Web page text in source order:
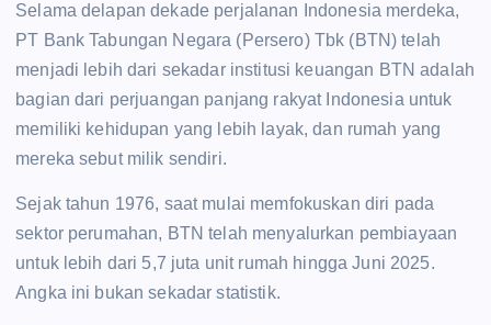
Selama delapan dekade perjalanan Indonesia merdeka,
PT Bank Tabungan Negara (Persero) Tbk (BTN) telah
menjadi lebih dari sekadar institusi keuangan BTN adalah
bagian dari perjuangan panjang rakyat Indonesia untuk
memiliki kehidupan yang lebih layak, dan rumah yang
mereka sebut milik sendiri.
Sejak tahun 1976, saat mulai memfokuskan diri pada
sektor perumahan, BTN telah menyalurkan pembiayaan
untuk lebih dari 5,7 juta unit rumah hingga Juni 2025.
Angka ini bukan sekadar statistik.